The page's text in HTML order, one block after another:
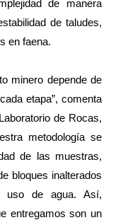
de manera
de taludes,
en faena.
minero depende de
etapa”, comenta
de Rocas,
metodología se
de las muestras,
bloques inalterados
uso de agua. Así,
entregamos son un